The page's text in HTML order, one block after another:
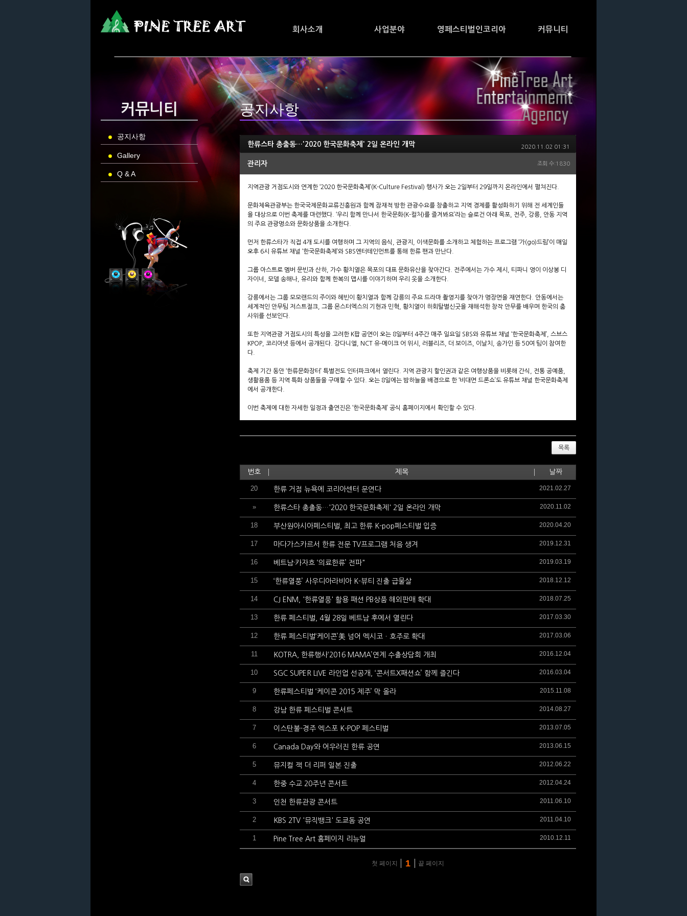
회사소개 사업분야 영페스티벌인코리아 커뮤니티
커뮤니티
공지사항
Gallery
Q & A
공지사항
한류스타 총출동…'2020 한국문화축제' 2일 온라인 개막 2020.11.02 01:31
관리자 조회 수:1830
지역관광 거점도시와 연계한 ‘2020 한국문화축제’(K-Culture Festival) 행사가 오는 2일부터 29일까지 온라인에서 펼쳐진다.
문화체육관광부는 한국국제문화교류진흥원과 함께 잠재적 방한 관광수요를 창출하고 지역 경제를 활성화하기 위해 전 세계인들
을 대상으로 이번 축제를 마련했다. ‘우리 함께 만나서 한국문화(K-컬처)를 즐겨봐요’라는 슬로건 아래 목포, 전주, 강릉, 안동 지역
의 주요 관광명소와 문화상품을 소개한다.
먼저 한류스타가 직접 4개 도시를 여행하며 그 지역의 음식, 관광지, 이색문화를 소개하고 체험하는 프로그램 ‘가(go)드림’이 매일
오후 6시 유튜브 채널 ‘한국문화축제’와 SBS엔터테인먼트를 통해 한류 팬과 만난다.
그룹 아스트로 멤버 문빈과 산하, 가수 황치열은 목포의 대표 문화유산을 찾아간다. 전주에서는 가수 제시, 티파니 영이 이상봉 디
자이너, 모델 송해나, 유리와 함께 한복의 맵시를 이야기하며 우리 옷을 소개한다.
강릉에서는 그룹 모모랜드의 주이와 혜빈이 황치열과 함께 강릉의 주요 드라마 촬영지를 찾아가 명장면을 재연한다. 안동에서는
세계적인 안무팀 저스트절크, 그룹 몬스터엑스의 기현과 민혁, 황치열이 하회탈별신굿을 재해석한 창작 안무를 배우며 한국의 춤
사위를 선보인다.
또한 지역관광 거점도시의 특성을 고려한 K팝 공연이 오는 8일부터 4주간 매주 일요일 SBS와 유튜브 채널 ‘한국문화축제’, 스브스
KPOP, 코리아넷 등에서 공개된다. 강다니엘, NCT 유-메이크 어 위시, 러블리즈, 더 보이즈, 이날치, 송가인 등 50여 팀이 참여한
다.
축제 기간 동안 ‘한류문화장터’ 특별전도 인터파크에서 열린다. 지역 관광지 할인권과 같은 여행상품을 비롯해 간식, 전통 공예품,
생활용품 등 지역 특화 상품들을 구매할 수 있다. 오는 8일에는 밤하늘을 배경으로 한 ‘비대면 드론쇼’도 유튜브 채널 한국문화축제
에서 공개한다.
이번 축제에 대한 자세한 일정과 출연진은 ‘한국문화축제’ 공식 홈페이지에서 확인할 수 있다.
목록
번호 제목 날짜
20 한류 거점 뉴욕에 코리아센터 문연다 2021.02.27
» 한류스타 총출동…'2020 한국문화축제' 2일 온라인 개막 2020.11.02
18 부산원아시아페스티벌, 최고 한류 K-pop페스티벌 입증 2020.04.20
17 마다가스카르서 한류 전문 TV프로그램 처음 생겨 2019.12.31
16 베트남·카자흐 ‘의료한류’ 전파" 2019.03.19
15 ‘한류열풍’ 사우디아라비아 K-뷰티 진출 급물살 2018.12.12
14 CJ ENM, '한류열풍' 활용 패션 PB상품 해외판매 확대 2018.07.25
13 한류 페스티벌, 4월 28일 베트남 후에서 열린다 2017.03.30
12 한류 페스티벌‘케이콘’美 넘어 멕시코ㆍ호주로 확대 2017.03.06
11 KOTRA, 한류행사‘2016 MAMA’연계 수출상담회 개최 2016.12.04
10 SGC SUPER LIVE 라인업 선공개, ‘콘서트X패션쇼’ 함께 즐긴다 2016.03.04
9 한류페스티벌 ‘케이콘 2015 제주’ 막 올라 2015.11.08
8 강남 한류 페스티벌 콘서트 2014.08.27
7 이스탄불-경주 엑스포 K-POP 페스티벌 2013.07.05
6 Canada Day와 어우러진 한류 공연 2013.06.15
5 뮤지컬 잭 더 리퍼 일본 진출 2012.06.22
4 한중 수교 20주년 콘서트 2012.04.24
3 인천 한류관광 콘서트 2011.06.10
2 KBS 2TV '뮤직뱅크' 도쿄돔 공연 2011.04.10
1 Pine Tree Art 홈페이지 리뉴얼 2010.12.11
첫 페이지 1 끝 페이지